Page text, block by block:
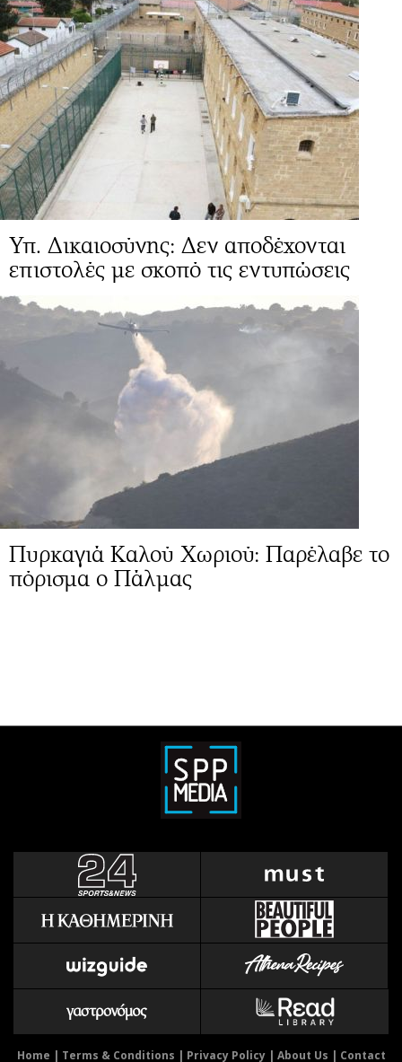
Υπ. Δικαιοσύνης: Δεν αποδέχονται
επιστολές με σκοπό τις εντυπώσεις
Πυρκαγιά Καλού Χωριού: Παρέλαβε το
πόρισμα ο Πάλμας
Home | Terms & Conditions | Privacy Policy| About Us | Contact